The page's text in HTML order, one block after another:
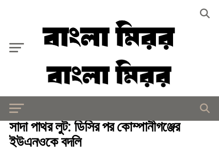
জাতীয়
সাদা পাথর লুট: ডিসির পর কোম্পানীগঞ্জের
ইউএনওকে বদলি